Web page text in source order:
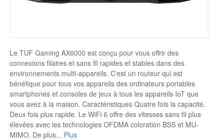
Le TUF Gaming AX6000 est conçu pour vous offrir des
connexions filaires et sans fil rapides et stables dans des
environnements multi-appareils. C'est un routeur qui est
bénéfique pour tous vos appareils des ordinateurs portables
smartphones et consoles de jeux à tous les appareils IoT que
vous avez à la maison. Caractéristiques Quatre fois la capacité.
Deux fois plus rapide. Le WiFi 6 offre des vitesses sans fil plus
élevées avec les technologies OFDMA coloration BSS et MU-
MIMO. De plus... Plus